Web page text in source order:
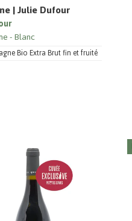
| Julie Dufour
Bio Extra Brut fin et fruité
Blanc